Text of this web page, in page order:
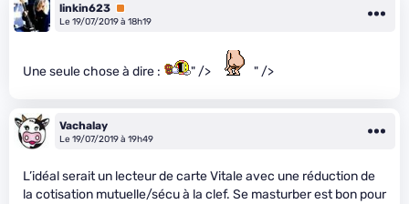
linkin623 Premium
Le 19/07/2019 à 18h19
Une seule chose à dire : " /> " />
Vachalay
Le 19/07/2019 à 19h49
L’idéal serait un lecteur de carte Vitale avec une réduction de
la cotisation mutuelle/sécu à la clef. Se masturber est bon pour